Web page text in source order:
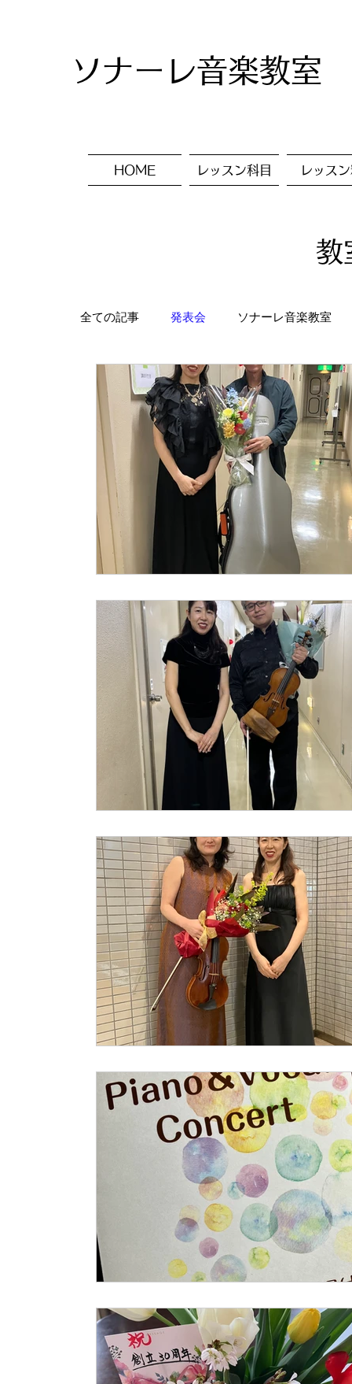
ソナーレ音楽教室
HOME レッスン科目 レッス
教
全ての記事 発表会 ソナーレ音楽教室
コンクール 入会ご案内 レッスン
旅行 2020年納涼コンサート👘 ソ
YouTube リトミック🎶 バレエ